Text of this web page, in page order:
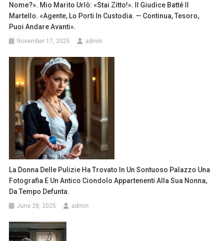
Nome?». Mio Marito Urlò: «Stai Zitto!». Il Giudice Batté Il
Martello. «Agente, Lo Porti In Custodia. — Continua, Tesoro,
Puoi Andare Avanti».
November 17, 2025 admin
La Donna Delle Pulizie Ha Trovato In Un Sontuoso Palazzo Una
Fotografia E Un Antico Ciondolo Appartenenti Alla Sua Nonna,
Da Tempo Defunta.
June 28, 2025 admin